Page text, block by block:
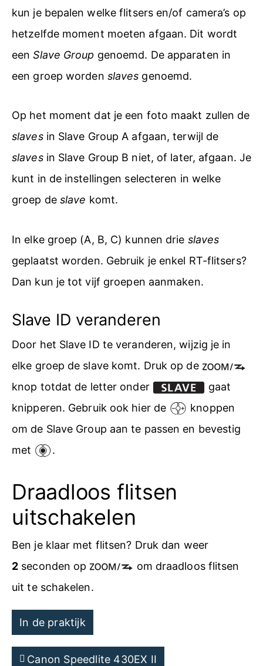
kun je bepalen welke flitsers en/of camera’s op
hetzelfde moment moeten afgaan. Dit wordt
eenSlave Group genoemd. De apparaten in
een groep worden slaves genoemd.
Op het moment dat je een foto maakt zullen de
slavesin Slave Group A afgaan, terwijl de
slavesin Slave Group B niet, of later, afgaan. Je
kunt in de instellingen selecteren in welke
groep de slave komt.
In elke groep (A, B, C) kunnen drie slaves
geplaatst worden. Gebruik je enkel RT-flitsers?
Dan kun je tot vijf groepen aanmaken.
Slave ID veranderen
Door het Slave ID te veranderen, wijzig je in
elke groep de slave komt. Druk op de
knop totdat de letter onder
gaat
knipperen. Gebruik ook hier de
knoppen
om de Slave Group aan te passen en bevestig
met
.
Draadloos flitsen
uitschakelen
Ben je klaar met flitsen? Druk dan weer
2 seconden op
om draadloos flitsen
uit te schakelen.
In de praktijk
Canon Speedlite 430EX II